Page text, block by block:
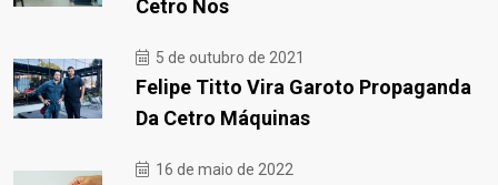
Cetro Nos
5 de outubro de 2021
Felipe Titto Vira Garoto Propaganda
Da Cetro Máquinas
16 de maio de 2022